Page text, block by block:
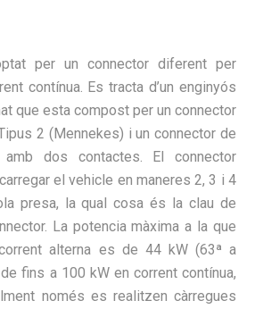
per un connector diferent per
contínua. Es tracta d’un enginyós
que esta compost per un connector
2 (Mennekes) i un connector de
amb dos contactes. El connector
el vehicle en maneres 2, 3 i 4
presa, la qual cosa és la clau de
La potencia màxima a la que
alterna es de 44 kW (63ª a
fins a 100 kW en corrent contínua,
només es realitzen càrregues